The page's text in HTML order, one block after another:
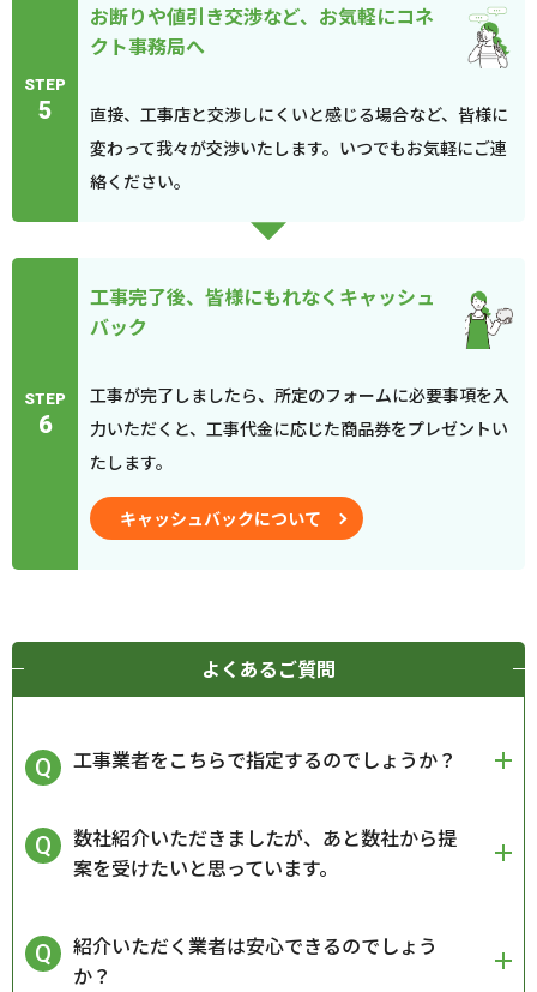
STEP
5
お断りや値引き交渉など、お気軽にコネ
クト事務局へ
直接、工事店と交渉しにくいと感じる場合など、皆様に
変わって我々が交渉いたします。いつでもお気軽にご連
絡ください。
STEP
6
工事完了後、皆様にもれなくキャッシュ
バック
工事が完了しましたら、所定のフォームに必要事項を入
力いただくと、工事代金に応じた商品券をプレゼントい
たします。
キャッシュバックについて
よくあるご質問
工事業者をこちらで指定するのでしょうか？
数社紹介いただきましたが、あと数社から提
案を受けたいと思っています。
紹介いただく業者は安心できるのでしょう
か？